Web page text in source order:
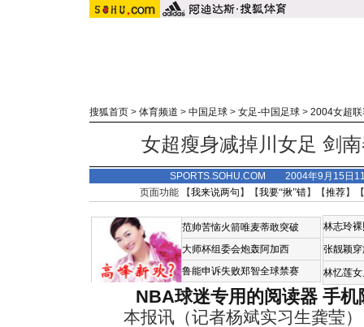
搜狐首页 > 体育频道 > 中国足球 > 女足-中国足球 > 2004女超联
女超瘦身减掉川女足 剑
SPORTS.SOHU.COM 2004年9月15日
页面功能 【我来说两句 】【我要“揪”错】【推荐】
范帅苦恼火箭唯麦蒂敢突破
大师杯组委会炮轰阿加西
鲁能申诉失败郑智全球禁赛
林志玲
张靓颖
林忆莲
NBA球迷专用的阅读器 手机
本报讯（记者杨斌实习生龚莹）